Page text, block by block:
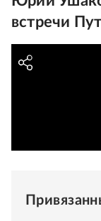
встречи